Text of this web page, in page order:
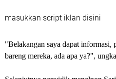
masukkan script iklan disini
"Belakangan saya dapat
bareng mereka, ada apa ya?",